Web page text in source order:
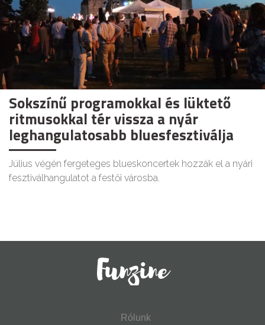
Sokszínű programokkal és lüktető
ritmusokkal tér vissza a nyár
leghangulatosabb bluesfesztiválja
Július végén fergeteges blueskoncertek hozzák el a nyári
fesztiválhangulatot a festői városba.
Rólunk